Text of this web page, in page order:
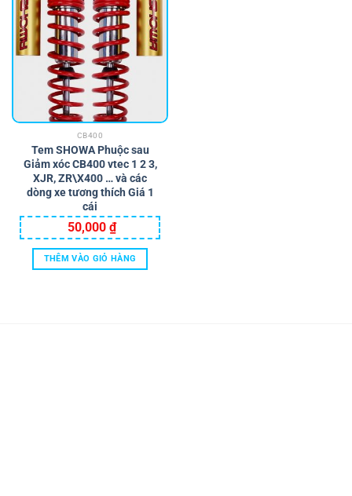
nhiều
biến
thể.
Các
tùy
chọn
có
thể
được
chọn
trên
trang
sản
phẩm
CB400
Tem SHOWA Phuộc sau
Giảm xóc CB400 vtec 1 2 3,
XJR, ZR\X400 … và các
dòng xe tương thích Giá 1
cái
50,000 ₫
THÊM VÀO GIỎ HÀNG